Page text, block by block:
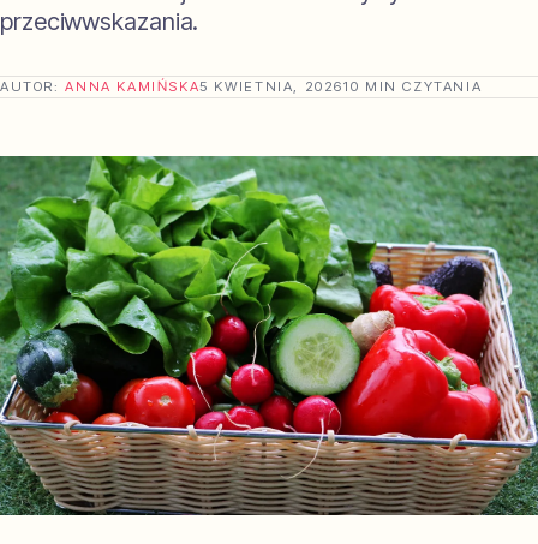
przeciwwskazania.
AUTOR:ANNA KAMIŃSKA5 KWIETNIA, 202610 MIN CZYTANIA